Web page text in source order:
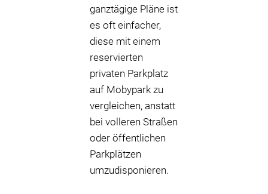
ganztägige Pläne ist
es oft einfacher,
diese mit einem
reservierten
privaten Parkplatz
auf Mobypark zu
vergleichen, anstatt
bei volleren Straßen
oder öffentlichen
Parkplätzen
umzudisponieren.